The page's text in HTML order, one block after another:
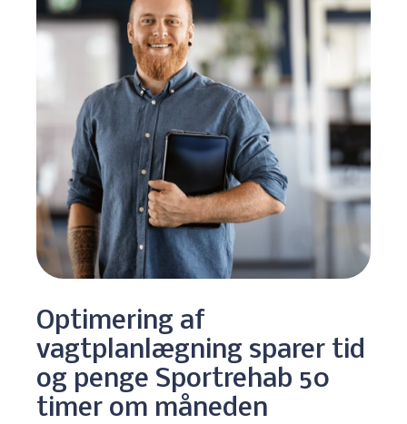
Optimering af
vagtplanlægning sparer tid
og penge Sportrehab 50
timer om måneden